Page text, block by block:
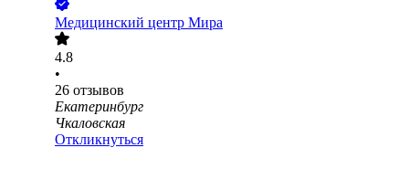
Медицинский центр Мира
4.8
•
26 отзывов
Екатеринбург
Чкаловская
Откликнуться